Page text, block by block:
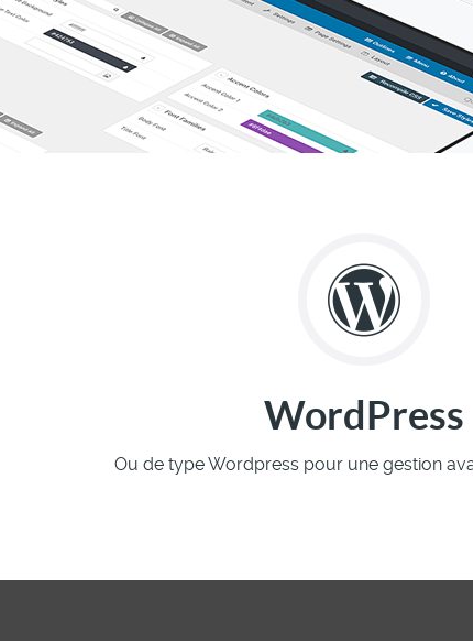
WordPress
Ou de type Wordpress pour une gestion